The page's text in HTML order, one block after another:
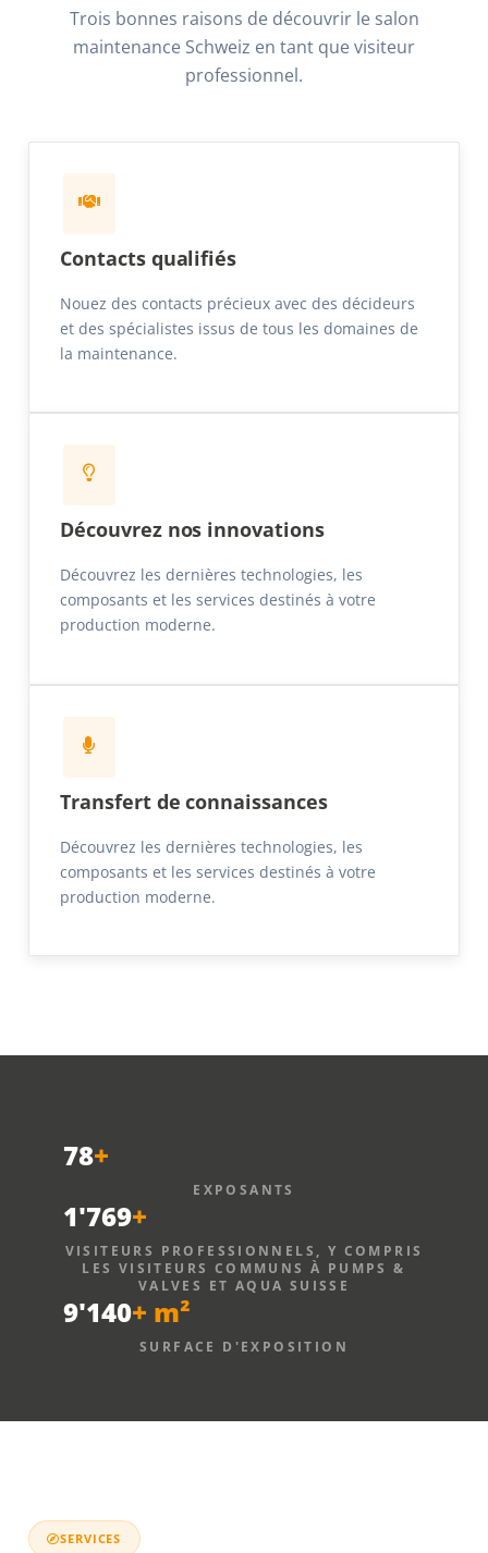
Trois bonnes raisons de découvrir le salon
maintenance Schweiz en tant que visiteur
professionnel.
Contacts qualifiés
Nouez des contacts précieux avec des décideurs
et des spécialistes issus de tous les domaines de
la maintenance.
Découvrez nos innovations
Découvrez les dernières technologies, les
composants et les services destinés à votre
production moderne.
Transfert de connaissances
Découvrez les dernières technologies, les
composants et les services destinés à votre
production moderne.
78+
EXPOSANTS
1'769+
VISITEURS PROFESSIONNELS, Y COMPRIS
LES VISITEURS COMMUNS À PUMPS &
VALVES ET AQUA SUISSE
9'140+ m²
SURFACE D'EXPOSITION
SERVICES